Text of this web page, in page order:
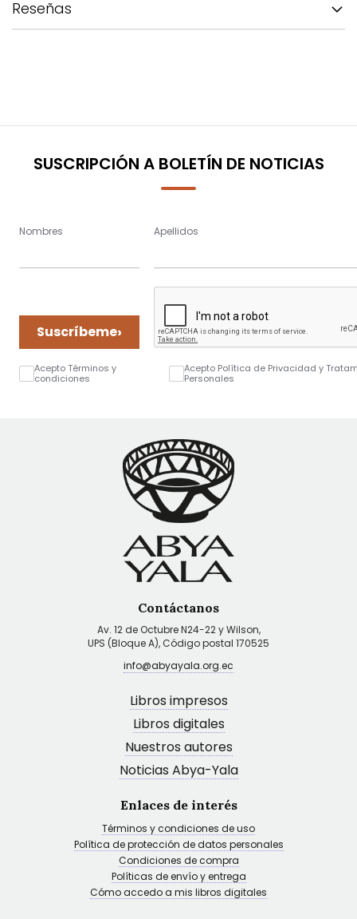
Reseñas
SUSCRIPCIÓN A BOLETÍN DE NOTICIAS
Nombres Apellidos
Suscríbeme›
Acepto Términos y
condiciones
Acepto Política de Privacidad y
Personales
Contáctanos
Av. 12 de Octubre N24-22 y Wilson,
UPS (Bloque A), Código postal 170525
info@abyayala.org.ec
Libros impresos
Libros digitales
Nuestros autores
Noticias Abya-Yala
Enlaces de interés
Términos y condiciones de uso
Política de protección de datos personales
Condiciones de compra
Políticas de envío y entrega
Cómo accedo a mis libros digitales